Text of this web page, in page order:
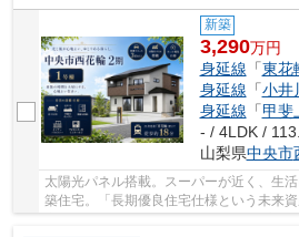
新築
3,290万円
身延線 「東花
身延線 「小井
身延線 「甲斐
- / 4LDK /
山梨県中央市
太陽光パネル搭載。スーパーが近く、生
築住宅。「長期優良住宅仕様という未来